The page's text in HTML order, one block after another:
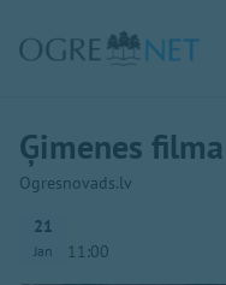
Ģimenes
Ogresnovads.lv
21
Jan 11:00